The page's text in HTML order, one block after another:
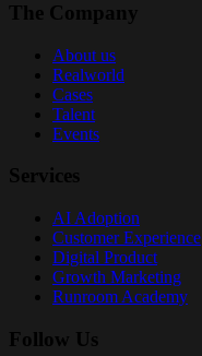
The Company
About us
Realworld
Cases
Talent
Events
Services
AI Adoption
Customer Experience
Digital Product
Growth Marketing
Runroom Academy
Follow Us